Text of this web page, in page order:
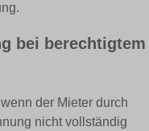
bei berechtigtem
wenn der Mieter durch
nicht vollständig